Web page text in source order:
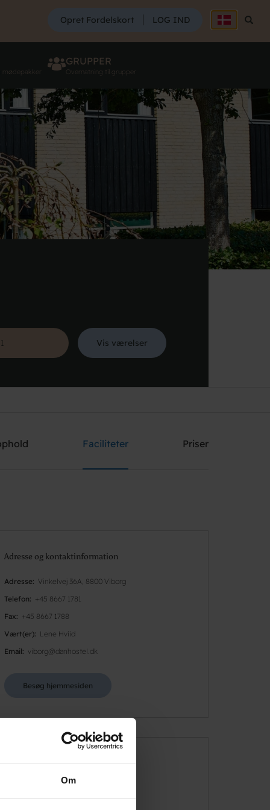
Om
SØG
Søg
Opret Fordelskort LOG IND
mødepakker
GRUPPER
Overnatning til grupper
Vis værelser
Faciliteter Priser
Adresse og kontaktinformation
Adresse
Vinkelvej 36A, 8800 Viborg
Telefon
+45 8667 1781
Fax
+45 8667 1788
Vært(er)
Lene Hviid
Email
viborg@danhostel.dk
Besøg hjemmesiden
Åbningstider